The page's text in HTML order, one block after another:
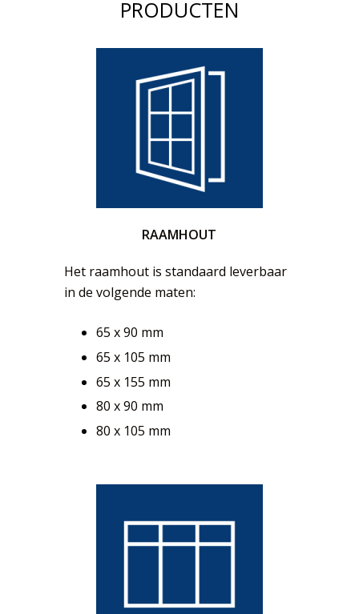
PRODUCTEN
RAAMHOUT
Het raamhout is standaard leverbaar
in de volgende maten:
65 x 90 mm
65 x 105 mm
65 x 155 mm
80 x 90 mm
80 x 105 mm